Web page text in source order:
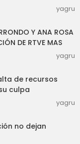
yagru
Y ANA ROSA
DE RTVE MAS
yagru
de recursos
culpa
yagru
no dejan